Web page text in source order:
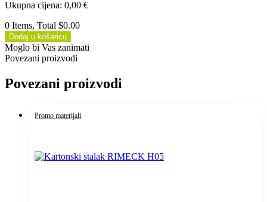
Ukupna cijena: 0,00 €
0 Items, Total $0.00
Dodaj u košaricu
Moglo bi Vas zanimati
Povezani proizvodi
Povezani proizvodi
Promo materijali